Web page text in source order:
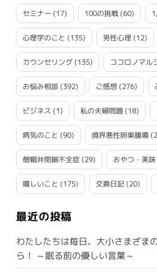
セミナー (17) 100の挑戦(60)
心理学のこと (135) 男性心理(12)
カウンセリング(135) ココロノマル
お悩み相談(392) ご感想(276)
ビジネス (1) 私の夫婦問題(18)
病気のこと (90) 境界悪性卵巣腫瘍
僧帽弁閉鎖不全症(29) おやつ・美
嬉しいこと (175) 交換日記(20)
最近の投稿
わたしたちは毎日、大小さまざま
ら！ ～眠る前の優しい言葉～